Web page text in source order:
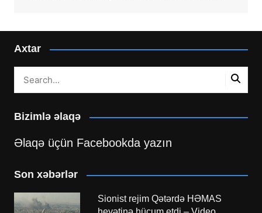
Axtar
Bizimlə əlaqə
Əlaqə üçün Facebookda yazın
Son xəbərlər
Sionist rejim Qətərdə HƏMAS